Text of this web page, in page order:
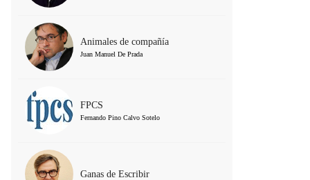
Animales de compañía
Juan Manuel De Prada
FPCS
Fernando Pino Calvo Sotelo
Ganas de Escribir